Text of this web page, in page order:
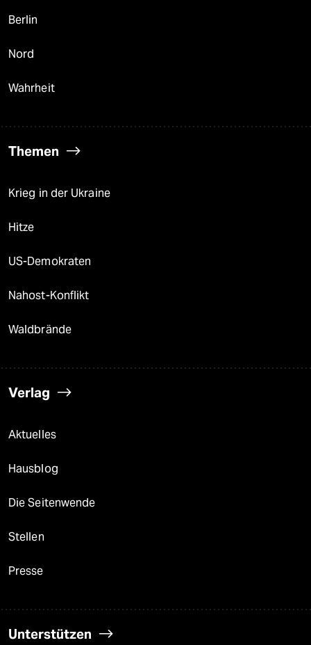
Berlin
Nord
Wahrheit
Themen
Krieg in der Ukraine
Hitze
US-Demokraten
Nahost-Konflikt
Waldbrände
Verlag
Aktuelles
Hausblog
Die Seitenwende
Stellen
Presse
Unterstützen